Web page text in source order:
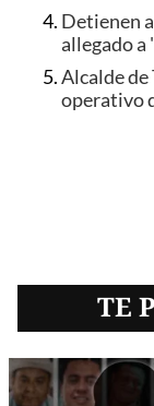
Detienen
allegado a
Alcalde
operativo
TE